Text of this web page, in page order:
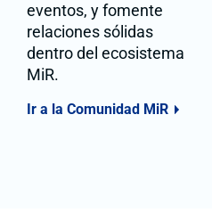
eventos, y fomente
relaciones sólidas
dentro del ecosistema
MiR.
Ir a la Comunidad MiR